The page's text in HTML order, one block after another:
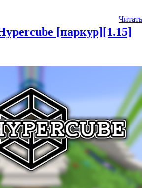
Читать
[паркур][1.15]